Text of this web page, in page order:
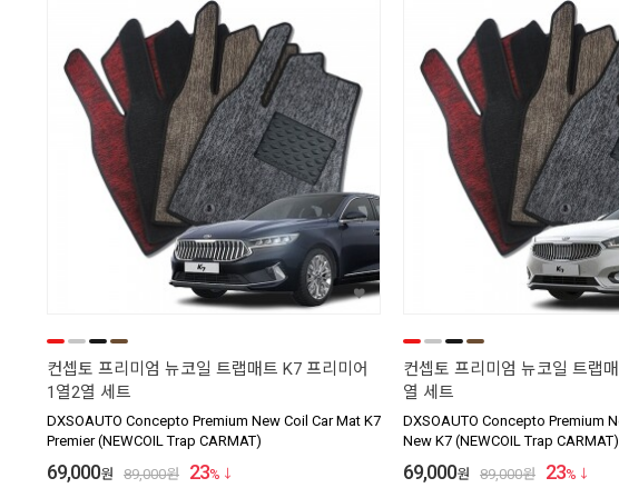
컨셉토 프리미엄 뉴코일 트랩매트 K7 프리미어
1열2열 세트
DXSOAUTO Concepto Premium New Coil Car Mat K7
Premier (NEWCOIL Trap CARMAT)
69,000원 89,000원 23%
컨셉토 프리미엄 뉴코일 트랩
열 세트
DXSOAUTO Concepto Premium
New K7 (NEWCOIL Trap CARMAT)
69,000원 89,000원 23%